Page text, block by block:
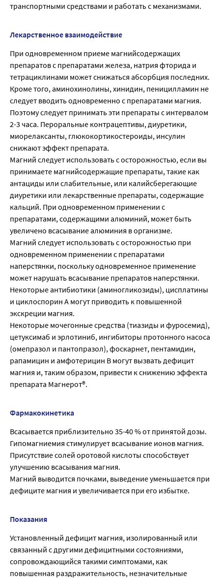
транспортными средствами и работать с механизмами.
Лекарственное взаимодействие
При одновременном приеме магнийсодержащих
препаратов с препаратами железа, натрия фторида и
тетрациклинами может снижаться абсорбция последних.
Кроме того, аминохинолины, хинидин, пеницилламин не
следует вводить одновременно с препаратами магния.
Поэтому следует принимать эти препараты с интервалом
2-3 часа. Пероральные контрацептивы, диуретики,
миорелаксанты, глюкокортикостероиды, инсулин
снижают эффект препарата.
Магний следует использовать с осторожностью, если вы
принимаете магнийсодержащие препараты, такие как
антациды или слабительные, или калийсберегающие
диуретики или лекарственные препараты, содержащие
кальций. При одновременном применении с
препаратами, содержащими алюминий, может быть
увеличено всасывание алюминия в организме.
Магний следует использовать с осторожностью при
одновременном применении с препаратами
наперстянки, поскольку одновременное применение
может нарушать всасывание препаратов наперстянки.
Некоторые антибиотики (аминогликозиды), цисплатины
и циклоспорин А могут приводить к повышенной
экскреции магния.
Некоторые мочегонные средства (тиазиды и фуросемид),
цетуксимаб и эрлотиниб, ингибиторы протонного насоса
(омепразол и пантопразол), фоскарнет, пентамидин,
рапамицин и амфотерицин В могут вызвать дефицит
магния и, таким образом, привести к снижению эффекта
препарата Магнерот®.
Фармакокинетика
Всасывается приблизительно 35-40 % от принятой дозы.
Гипомагниемия стимулирует всасывание ионов магния.
Присутствие солей оротовой кислоты способствует
улучшению всасывания магния.
Магний выводится почками, выведение уменьшается при
дефиците магния и увеличивается при его избытке.
Показания
Установленный дефицит магния, изолированный или
связанный с другими дефицитными состояниями,
сопровождающийся такими симптомами, как
повышенная раздражительность, незначительные